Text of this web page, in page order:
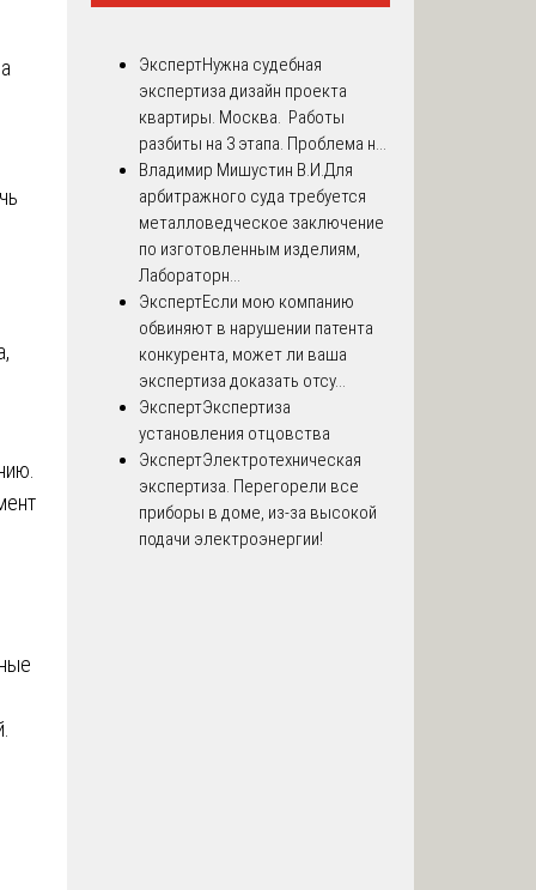
ЭкспертНужна судебная
экспертиза дизайн проекта
квартиры. Москва. Работы
разбиты на 3 этапа. Проблема н...
Владимир Мишустин В.И.Для
арбитражного суда требуется
металловедческое заключение
по изготовленным изделиям,
Лабораторн...
ЭкспертЕсли мою компанию
обвиняют в нарушении патента
конкурента, может ли ваша
экспертиза доказать отсу...
ЭкспертЭкспертиза
установления отцовства
ЭкспертЭлектротехническая
экспертиза. Перегорели все
приборы в доме, из-за высокой
подачи электроэнергии!